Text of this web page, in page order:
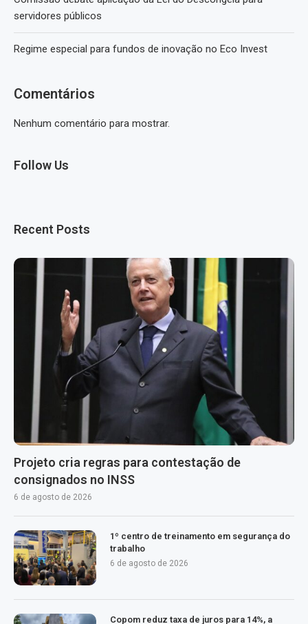
servidores públicos
Regime especial para fundos de inovação no Eco Invest
Comentários
Nenhum comentário para mostrar.
Follow Us
Recent Posts
Projeto cria regras para contestação de
consignados no INSS
6 de agosto de 2026
1º centro de treinamento em segurança do
trabalho
6 de agosto de 2026
Copom reduz taxa de juros para 14%, a